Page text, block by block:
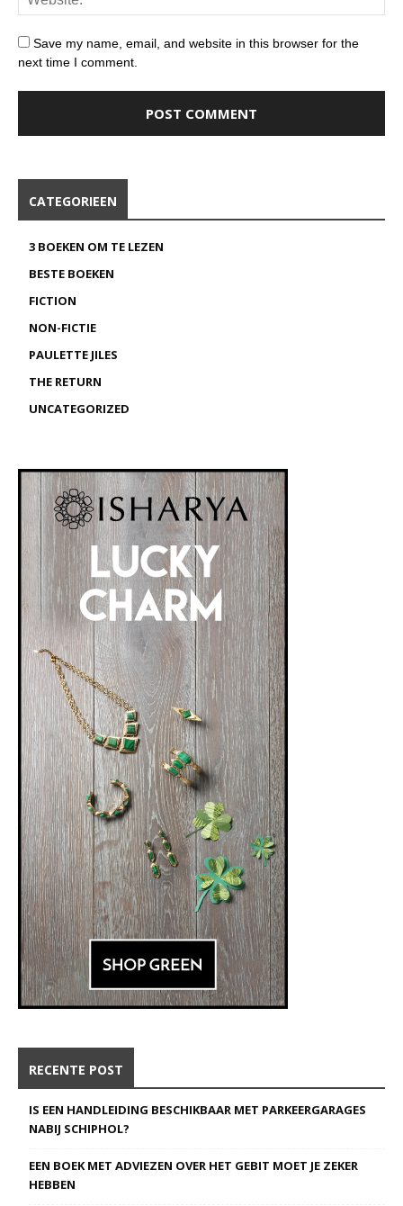
Save my name, email, and website in this browser for the
next time I comment.
CATEGORIEEN
3 BOEKEN OM TE LEZEN
BESTE BOEKEN
FICTION
NON-FICTIE
PAULETTE JILES
THE RETURN
UNCATEGORIZED
RECENTE POST
IS EEN HANDLEIDING BESCHIKBAAR MET PARKEERGARAGES
NABIJ SCHIPHOL?
EEN BOEK MET ADVIEZEN OVER HET GEBIT MOET JE ZEKER
HEBBEN